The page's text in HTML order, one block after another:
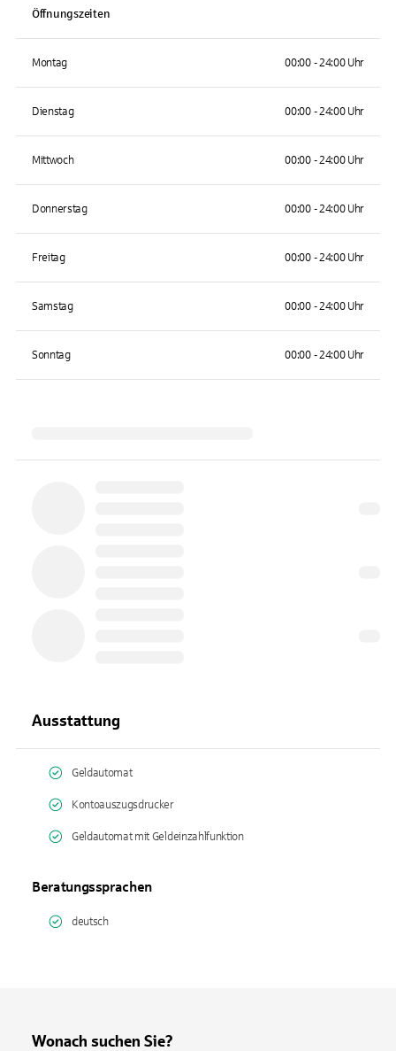
Öffnungszeiten
Montag 00:00 - 24:00 Uhr
Dienstag 00:00 - 24:00 Uhr
Mittwoch 00:00 - 24:00 Uhr
Donnerstag 00:00 - 24:00 Uhr
Freitag 00:00 - 24:00 Uhr
Samstag 00:00 - 24:00 Uhr
Sonntag 00:00 - 24:00 Uhr
Ausstattung
Geldautomat
Kontoauszugsdrucker
Geldautomat mit Geldeinzahlfunktion
Beratungssprachen
deutsch
Wonach suchen Sie?